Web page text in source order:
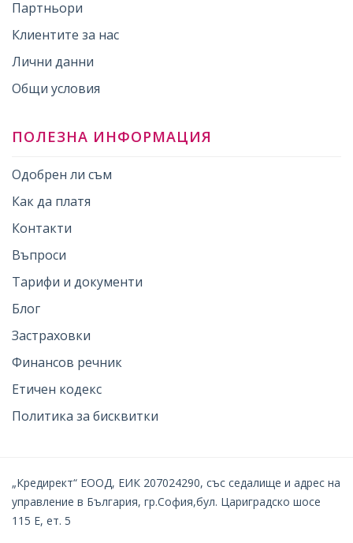
Партньори
Клиентите за нас
Лични данни
Общи условия
ПОЛЕЗНА ИНФОРМАЦИЯ
Одобрен ли съм
Как да платя
Контакти
Въпроси
Тарифи и документи
Блог
Застраховки
Финансов речник
Етичен кодекс
Политика за бисквитки
„Кредирект“ ЕООД, ЕИК 207024290, със седалище и адрес на
управление в България, гр.София,бул. Цариградско шосе
115 Е, ет. 5